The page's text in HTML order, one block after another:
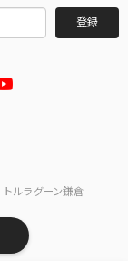
登録
ルラグーン鎌倉